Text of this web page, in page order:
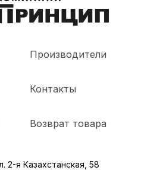
Производители
Контакты
Возврат товара
2-я Казахстанская, 58